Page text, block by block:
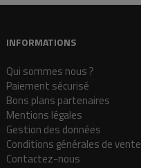
INFORMATIONS
Qui sommes nous ?
Paiement sécurisé
Bons plans partenaires
Mentions légales
Gestion des données
Conditions générales de vente
Contactez-nous